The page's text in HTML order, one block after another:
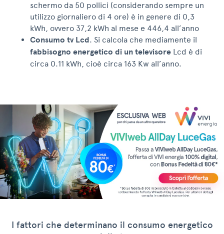
Vuoi aggiungere
schermo da 50 pollici (considerando sempre un
utilizzo giornaliero di 4 ore) è in genere di 0,3
kWh, ovvero 37,2 kWh al mese e 446,4 all’anno
Consumo tv Lcd. Si calcola che mediamente il
fabbisogno energetico di un televisore Lcd è di
circa 0.11 kWh, cioè circa 163 Kw all’anno.
I fattori che determinano il consumo energetico